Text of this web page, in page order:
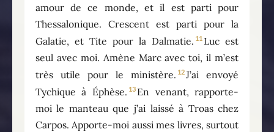
amour de ce monde, et il est parti pour
Thessalonique. Crescent est parti pour la
Galatie, et Tite pour la Dalmatie. 11 Luc est
seul avec moi. Amène Marc avec toi, il m’est
très utile pour le ministère. 12J’ai envoyé
Tychique à Éphèse. 13 En venant, rapporte-
moi le manteau que j’ai laissé à Troas chez
Carpos. Apporte-moi aussi mes livres, surtout